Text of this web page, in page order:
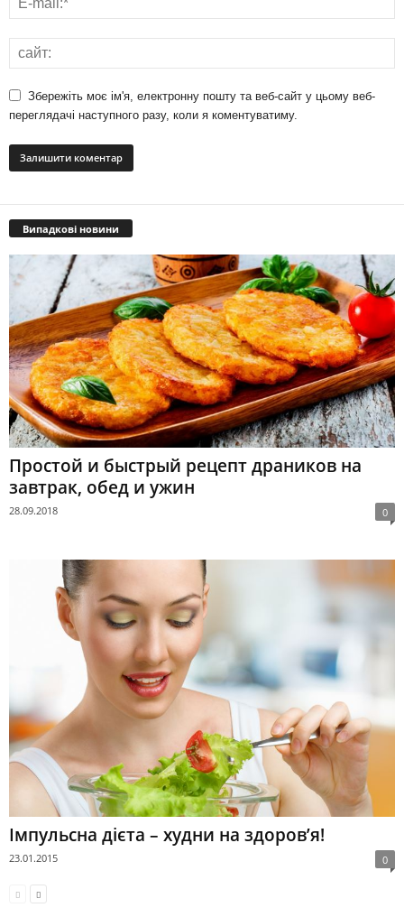
Збережіть моє ім'я, електронну пошту та веб-сайт у цьому веб-
переглядачі наступного разу, коли я коментуватиму.
Випадкові новини
Простой и быстрый рецепт драников на
завтрак, обед и ужин
28.09.2018 0
Імпульсна дієта – худни на здоров’я!
23.01.2015 0